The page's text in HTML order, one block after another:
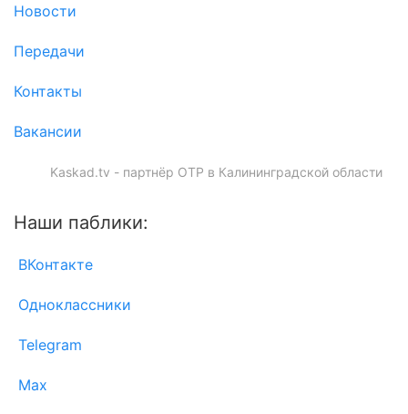
Новости
Передачи
Контакты
Вакансии
Kaskad.tv - партнёр ОТР в Калининградской области
Наши паблики:
ВКонтакте
Одноклассники
Telegram
Max